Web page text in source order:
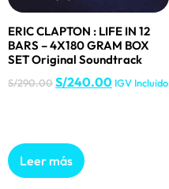
ERIC CLAPTON : LIFE IN 12
BARS – 4X180 GRAM BOX
SET Original Soundtrack
S/290.00S/240.00 IGV Incluido
Leer más